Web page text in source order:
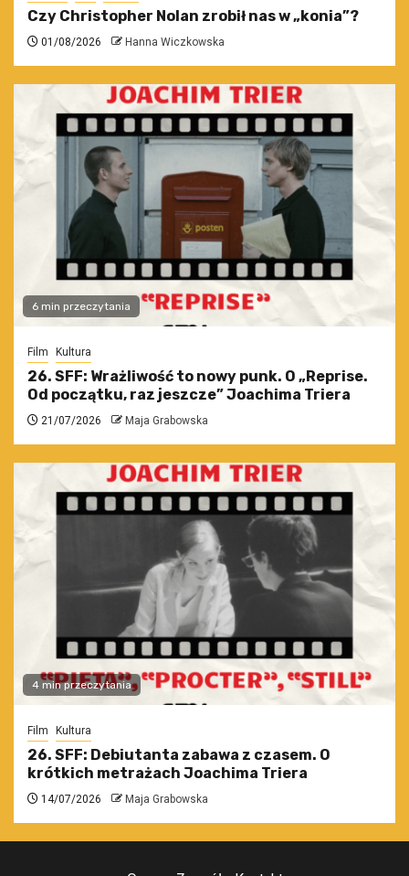
Czy Christopher Nolan zrobił nas w „konia”?
01/08/2026 Hanna Wiczkowska
6 min przeczytania
Film Kultura
26. SFF: Wrażliwość to nowy punk. O „Reprise.
Od początku, raz jeszcze” Joachima Triera
21/07/2026 Maja Grabowska
4 min przeczytania
Film Kultura
26. SFF: Debiutanta zabawa z czasem. O
krótkich metrażach Joachima Triera
14/07/2026 Maja Grabowska